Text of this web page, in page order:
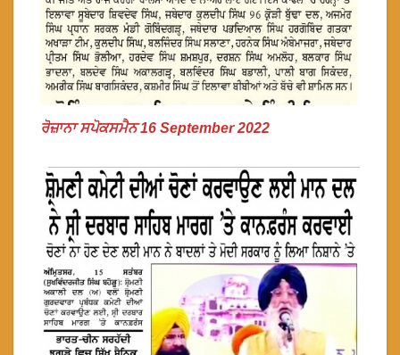
ਰੋਜ਼ਾਨਾ ਸਪੋਕਸਮੈਨ 16 September 2022